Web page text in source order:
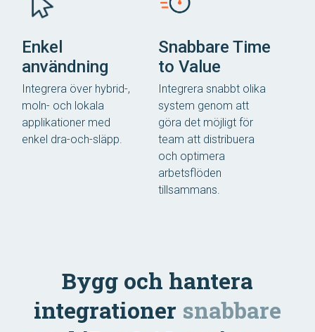
Enkel
användning
Integrera över hybrid-,
moln- och lokala
applikationer med
enkel dra-och-släpp.
Snabbare Time
to Value
Integrera snabbt olika
system genom att
göra det möjligt för
team att distribuera
och optimera
arbetsflöden
tillsammans.
Bygg och hantera
integrationer snabbare